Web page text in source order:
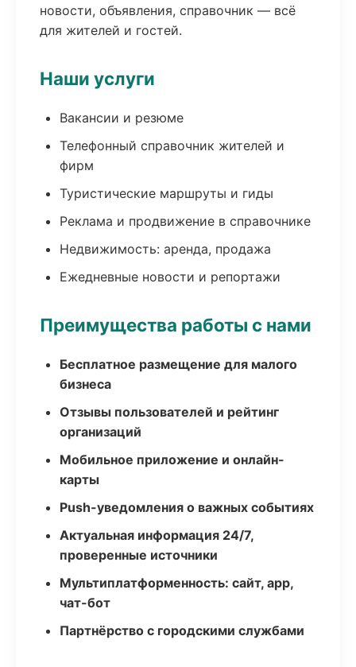
новости, объявления, справочник — всё
для жителей и гостей.
Наши услуги
Вакансии и резюме
Телефонный справочник жителей и
фирм
Туристические маршруты и гиды
Реклама и продвижение в справочнике
Недвижимость: аренда, продажа
Ежедневные новости и репортажи
Преимущества работы с нами
Бесплатное размещение для малого
бизнеса
Отзывы пользователей и рейтинг
организаций
Мобильное приложение и онлайн-
карты
Push-уведомления о важных событиях
Актуальная информация 24/7,
проверенные источники
Мультиплатформенность: сайт, app,
чат-бот
Партнёрство с городскими службами